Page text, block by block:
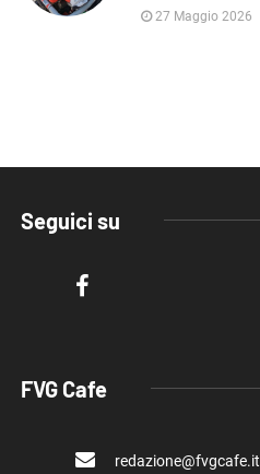
27 Maggio 2026
Seguici su
FVG Cafe
redazione@fvgcafe.it